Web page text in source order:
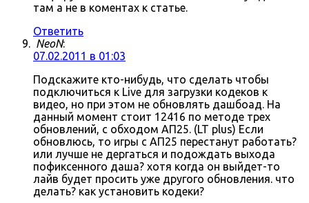
там а не в коментах к статье.
Ответить
NeoN:
07.02.2011 в 01:03
Подскажите кто-нибудь, что сделать чтобы
подключиться к Live для загрузки кодеков к
видео, но при этом не обновлять дашбоад. На
данный момент стоит 12416 по методе трех
обновлений, с обходом АП25. (LT plus) Если
обновлюсь, то игры с АП25 перестанут работать?
или лучше не дергаться и подождать выхода
пофиксенного даша? хотя когда он выйдет-то
лайв будет просить уже другого обновления. что
делать? как установить кодеки?